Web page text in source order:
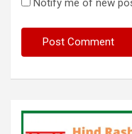
Notify me of new